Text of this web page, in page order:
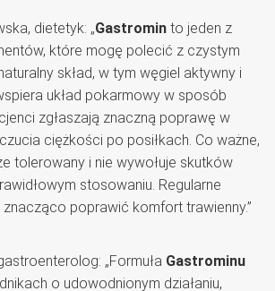
dietetyk: „Gastromin to jeden z
które mogę polecić z czystym
skład, w tym węgiel aktywny i
układ pokarmowy w sposób
zgłaszają znaczną poprawę w
ciężkości po posiłkach. Co ważne,
tolerowany i nie wywołuje skutków
stosowaniu. Regularne
poprawić komfort trawienny.”
„Formuła Gastrominu
o udowodnionym działaniu,